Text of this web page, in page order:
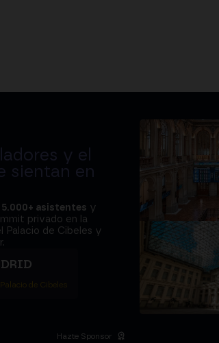
y el
sientan en
5.000+ asistentes y
privado en la
Palacio de Cibeles y
de Cibeles
Hazte Sponsor